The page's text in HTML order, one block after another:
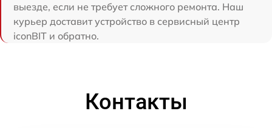
выезде, если не требует сложного ремонта. Наш
курьер доставит устройство в сервисный центр
iconBIT и обратно.
Контакты